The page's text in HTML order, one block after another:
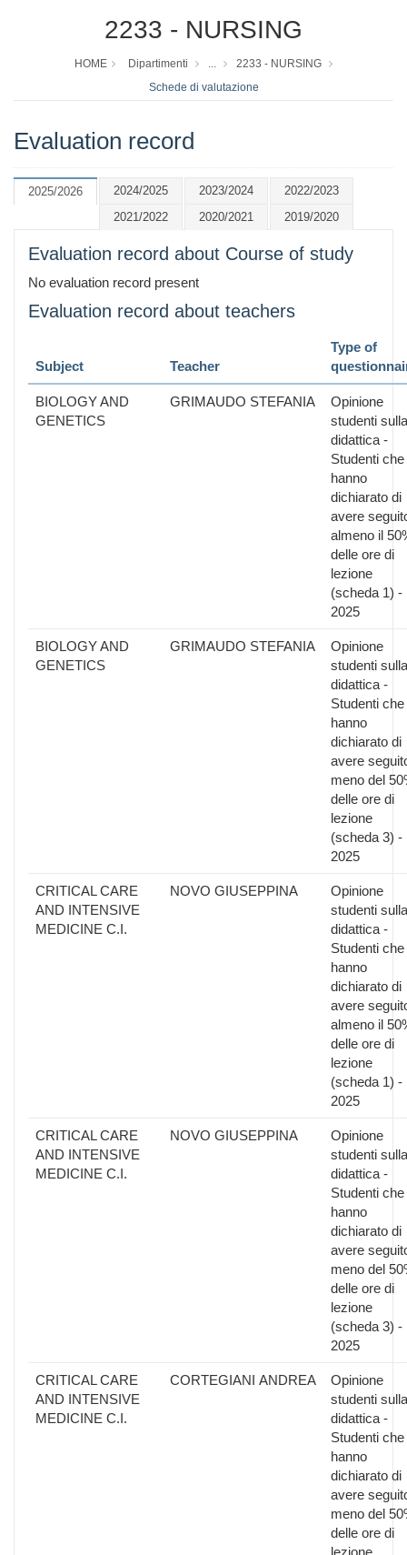
2233 - NURSING
HOME Dipartimenti ...
2233 - NURSING
Schede di valutazione
Evaluation record
2025/2026 2024/2025 2023/2024
2022/2023
2021/2022
2020/2021 2019/2020
Evaluation record about Course of study
No evaluation record present
Evaluation record about teachers
Subject Teacher
Type of
BIOLOGY AND
GENETICS
GRIMAUDO STEFANIA
Opinione
studenti sulla
didattica -
Studenti che
hanno
dichiarato di
avere
almeno il
delle ore di
lezione
(scheda 1) -
2025
BIOLOGY AND
GENETICS
GRIMAUDO STEFANIA
Opinione
studenti sulla
didattica -
Studenti che
hanno
dichiarato di
avere
meno del
delle ore di
lezione
(scheda 3) -
2025
CRITICAL CARE
AND INTENSIVE
MEDICINE C.I.
NOVO GIUSEPPINA
Opinione
studenti sulla
didattica -
Studenti che
hanno
dichiarato di
avere
almeno il
delle ore di
lezione
(scheda 1) -
2025
CRITICAL CARE
AND INTENSIVE
MEDICINE C.I.
NOVO GIUSEPPINA
Opinione
studenti sulla
didattica -
Studenti che
hanno
dichiarato di
avere
meno del
delle ore di
lezione
(scheda 3) -
2025
CRITICAL CARE
AND INTENSIVE
MEDICINE C.I.
CORTEGIANI ANDREA
Opinione
studenti sulla
didattica -
Studenti che
hanno
dichiarato di
avere
meno del
delle ore di